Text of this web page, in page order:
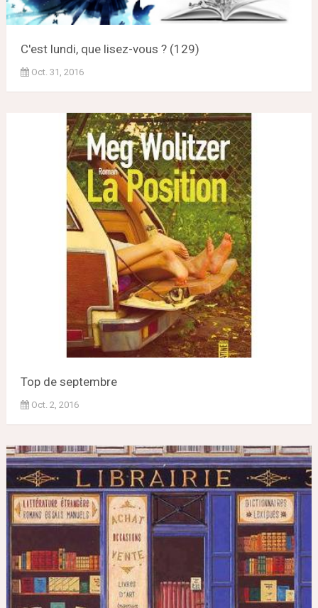
C'est lundi, que lisez-vous ? (129)
Oct. 31, 2016
Top de septembre
Oct. 2, 2016